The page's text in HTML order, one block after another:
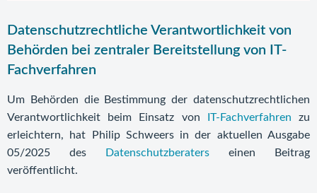
Datenschutzrechtliche Verantwortlichkeit von
Behörden bei zentraler Bereitstellung von IT-
Fachverfahren
Um Behörden die Bestimmung der datenschutzrechtlichen
Verantwortlichkeit beim Einsatz von
IT-Fachverfahren zu
erleichtern, hat Philip Schweers in der aktuellen Ausgabe
05/2025 des
Datenschutzberaters einen Beitrag
veröffentlicht.